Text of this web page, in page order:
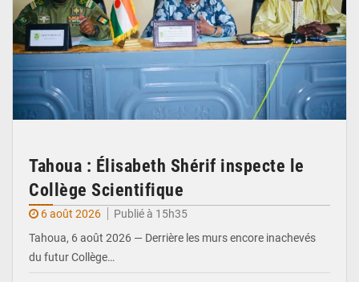
Tahoua : Élisabeth Shérif inspecte le
Collège Scientifique
6 août 2026
Publié à 15h35
Tahoua, 6 août 2026 — Derrière les murs encore inachevés
du futur Collège…